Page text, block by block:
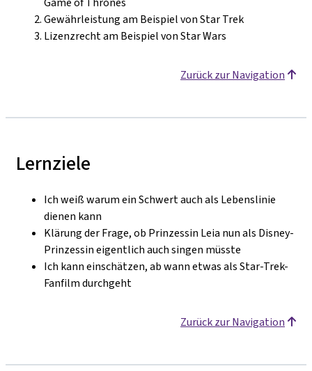
Gewährleistung am Beispiel von Star Trek
Lizenzrecht am Beispiel von Star Wars
Zurück zur Navigation
Lernziele
Ich weiß warum ein Schwert auch als Lebenslinie
dienen kann
Klärung der Frage, ob Prinzessin Leia nun als Disney-
Prinzessin eigentlich auch singen müsste
Ich kann einschätzen, ab wann etwas als Star-Trek-
Fanfilm durchgeht
Zurück zur Navigation